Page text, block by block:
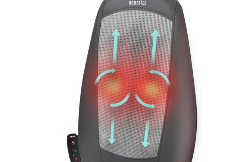
problèmes, nous
serons heureux de
vous assurer que
vous êtes 100 %
satisfait de votre
achat
L'énergie du pouls
pénètre plus
profondément
dans le tissu
cellulaire, le point
de douleur direct
offre un effet plus
fort sur le
soulagement de la
douleur, une
meilleure
récupération de
l'énergie
corporelle.
Meilleur cadeau